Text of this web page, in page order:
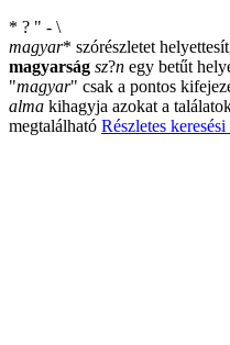
* ? " - \
magyar* szórészletet
magyarság sz?n egy betűt
"magyar" csak a pontos
alma kihagyja azokat a
megtalálható Részletes